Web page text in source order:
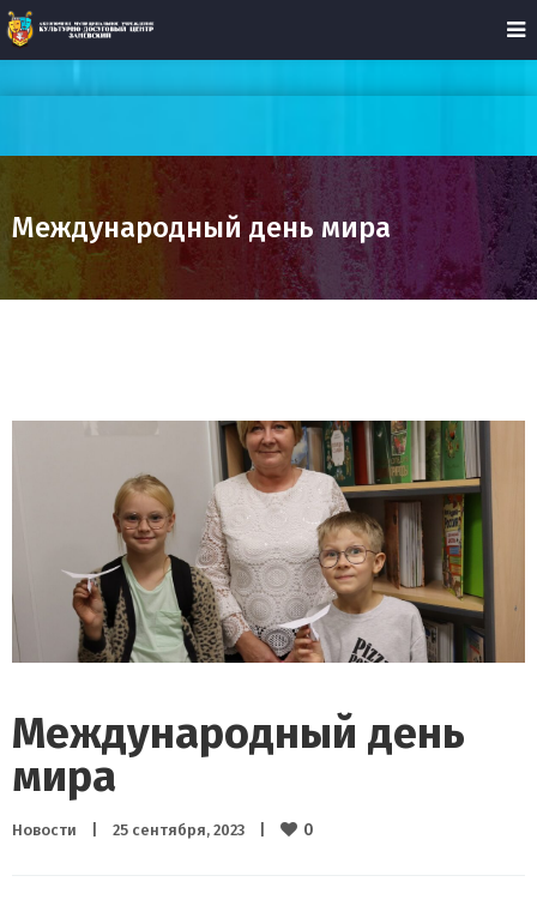
Международный день мира
Международный день
мира
Новости 25 сентября, 2023 0